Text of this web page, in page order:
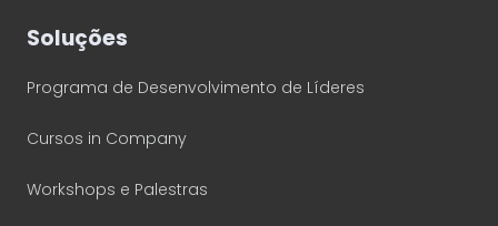
Soluções
Programa de Desenvolvimento de Líderes
Cursos in Company
Workshops e Palestras